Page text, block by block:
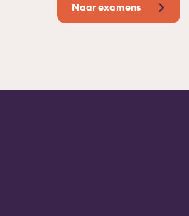
Naar examens